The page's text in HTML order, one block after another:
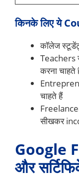
किनके लिए ये
कॉलेज
Teachers
करना चाहते
चाहते हैं
सीखकर
Google
और